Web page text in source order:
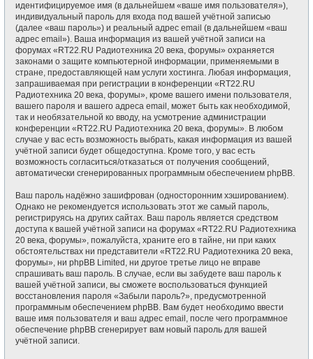
идентифицируемое имя (в дальнейшем «ваше имя пользователя»),
индивидуальный пароль для входа под вашей учётной записью
(далее «ваш пароль») и реальный адрес email (в дальнейшем «ваш
адрес email»). Ваша информация из вашей учётной записи на
форумах «RT22.RU Радиотехника 20 века, форумы» охраняется
законами о защите компьютерной информации, применяемыми в
стране, предоставляющей нам услуги хостинга. Любая информация,
запрашиваемая при регистрации в конференции «RT22.RU
Радиотехника 20 века, форумы», кроме вашего имени пользователя,
вашего пароля и вашего адреса email, может быть как необходимой,
так и необязательной ко вводу, на усмотрение администрации
конференции «RT22.RU Радиотехника 20 века, форумы». В любом
случае у вас есть возможность выбрать, какая информация из вашей
учётной записи будет общедоступна. Кроме того, у вас есть
возможность согласиться/отказаться от получения сообщений,
автоматически сгенерированных программным обеспечением phpBB.
Ваш пароль надёжно зашифрован (односторонним хэшированием).
Однако не рекомендуется использовать этот же самый пароль,
регистрируясь на других сайтах. Ваш пароль является средством
доступа к вашей учётной записи на форумах «RT22.RU Радиотехника
20 века, форумы», пожалуйста, храните его в тайне, ни при каких
обстоятельствах ни представители «RT22.RU Радиотехника 20 века,
форумы», ни phpBB Limited, ни другое третье лицо не вправе
спрашивать ваш пароль. В случае, если вы забудете ваш пароль к
вашей учётной записи, вы сможете воспользоваться функцией
восстановления пароля «Забыли пароль?», предусмотренной
программным обеспечением phpBB. Вам будет необходимо ввести
ваше имя пользователя и ваш адрес email, после чего программное
обеспечение phpBB сгенерирует вам новый пароль для вашей
учётной записи.